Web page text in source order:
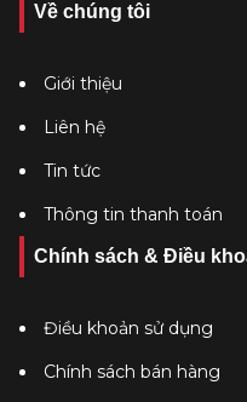
Về chúng tôi
Giới thiệu
Liên hệ
Tin tức
Thông tin thanh toán
Chính sách & Điều
Điều khoản sử dụng
Chính sách bán hàng